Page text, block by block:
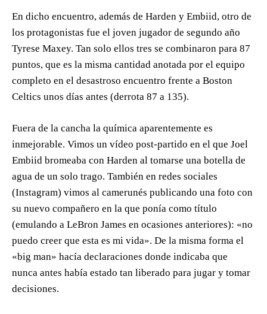
En dicho encuentro, además de Harden y Embiid, otro de
los protagonistas fue el joven jugador de segundo año
Tyrese Maxey. Tan solo ellos tres se combinaron para 87
puntos, que es la misma cantidad anotada por el equipo
completo en el desastroso encuentro frente a Boston
Celtics unos días antes (derrota 87 a 135).
Fuera de la cancha la química aparentemente es
inmejorable. Vimos un vídeo post-partido en el que Joel
Embiid bromeaba con Harden al tomarse una botella de
agua de un solo trago. También en redes sociales
(Instagram) vimos al camerunés publicando una foto con
su nuevo compañero en la que ponía como título
(emulando a LeBron James en ocasiones anteriores): «no
puedo creer que esta es mi vida». De la misma forma el
«big man» hacía declaraciones donde indicaba que
nunca antes había estado tan liberado para jugar y tomar
decisiones.